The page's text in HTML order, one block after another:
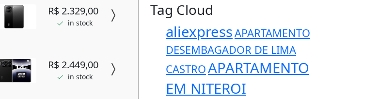
R$ 2.329,00
in stock
R$ 2.449,00
in stock
Tag Cloud
aliexpressAPARTAMENTO
DESEMBAGADOR DE LIMA
CASTROAPARTAMENTO
EM NITEROI